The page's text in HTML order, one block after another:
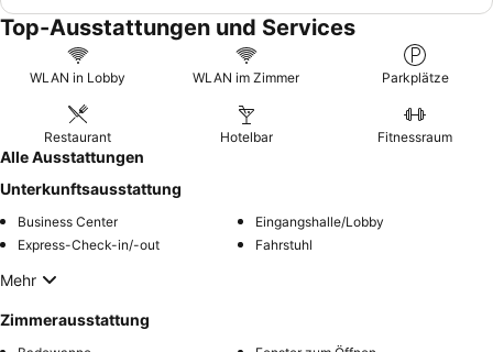
Top-Ausstattungen und Services
WLAN in Lobby WLAN im Zimmer Parkplätze
Restaurant Hotelbar Fitnessraum
Alle Ausstattungen
Unterkunftsausstattung
Business Center
Eingangshalle/Lobby
Express-Check-in/-out
Fahrstuhl
Mehr
Zimmerausstattung